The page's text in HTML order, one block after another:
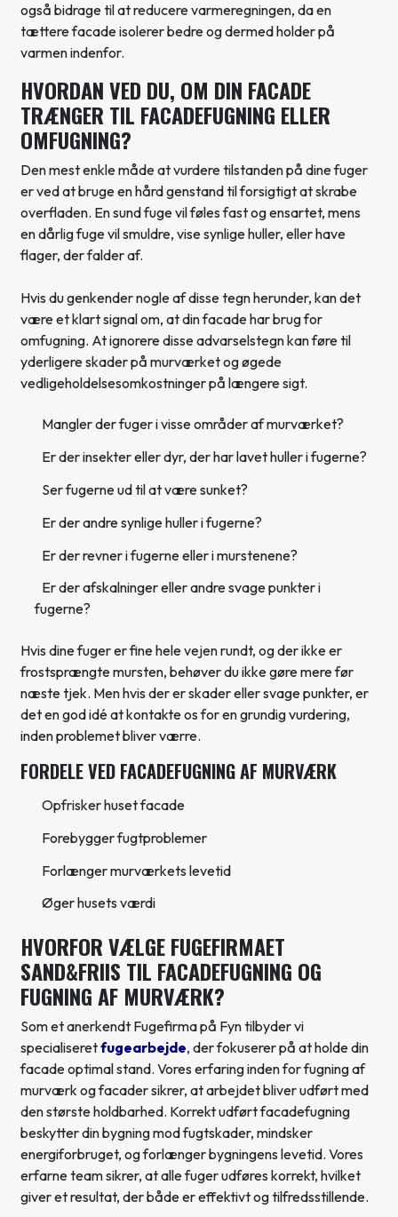
også bidrage til at reducere varmeregningen, da en
tættere facade isolerer bedre og dermed holder på
varmen indenfor.
HVORDAN VED DU, OM DIN FACADE
TRÆNGER TIL FACADEFUGNING ELLER
OMFUGNING?
Den mest enkle måde at vurdere tilstanden på dine fuger
er ved at bruge en hård genstand til forsigtigt at skrabe
overfladen. En sund fuge vil føles fast og ensartet, mens
en dårlig fuge vil smuldre, vise synlige huller, eller have
flager, der falder af.
Hvis du genkender nogle af disse tegn herunder, kan det
være et klart signal om, at din facade har brug for
omfugning. At ignorere disse advarselstegn kan føre til
yderligere skader på murværket og øgede
vedligeholdelsesomkostninger på længere sigt.
Mangler der fuger i visse områder af murværket?
Er der insekter eller dyr, der har lavet huller i fugerne?
Ser fugerne ud til at være sunket?
Er der andre synlige huller i fugerne?
Er der revner i fugerne eller i murstenene?
Er der afskalninger eller andre svage punkter i
fugerne?
Hvis dine fuger er fine hele vejen rundt, og der ikke er
frostsprængte mursten, behøver du ikke gøre mere før
næste tjek. Men hvis der er skader eller svage punkter, er
det en god idé at kontakte os for en grundig vurdering,
inden problemet bliver værre.
FORDELE VED FACADEFUGNING AF MURVÆRK
Opfrisker huset facade
Forebygger fugtproblemer
Forlænger murværkets levetid
Øger husets værdi
HVORFOR VÆLGE FUGEFIRMAET
SAND&FRIIS TIL FACADEFUGNING OG
FUGNING AF MURVÆRK?
Som et anerkendt Fugefirma på Fyn tilbyder vi
specialiseretfugearbejde, der fokuserer på at holde din
facade optimal stand. Vores erfaring inden for fugning af
murværk og facader sikrer, at arbejdet bliver udført med
den største holdbarhed. Korrekt udført facadefugning
beskytter din bygning mod fugtskader, mindsker
energiforbruget, og forlænger bygningens levetid. Vores
erfarne team sikrer, at alle fuger udføres korrekt, hvilket
giver et resultat, der både er effektivt og tilfredsstillende.